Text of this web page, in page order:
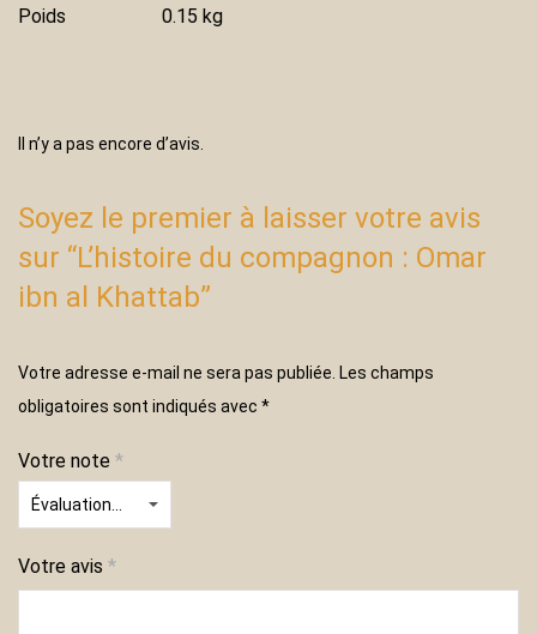
Poids 0.15 kg
Il n’y a pas encore d’avis.
Soyez le premier à laisser votre avis
sur “L’histoire du compagnon : Omar
ibn al Khattab”
Votre adresse e-mail ne sera pas publiée. Les champs
obligatoires sont indiqués avec *
Votre note *
Votre avis *